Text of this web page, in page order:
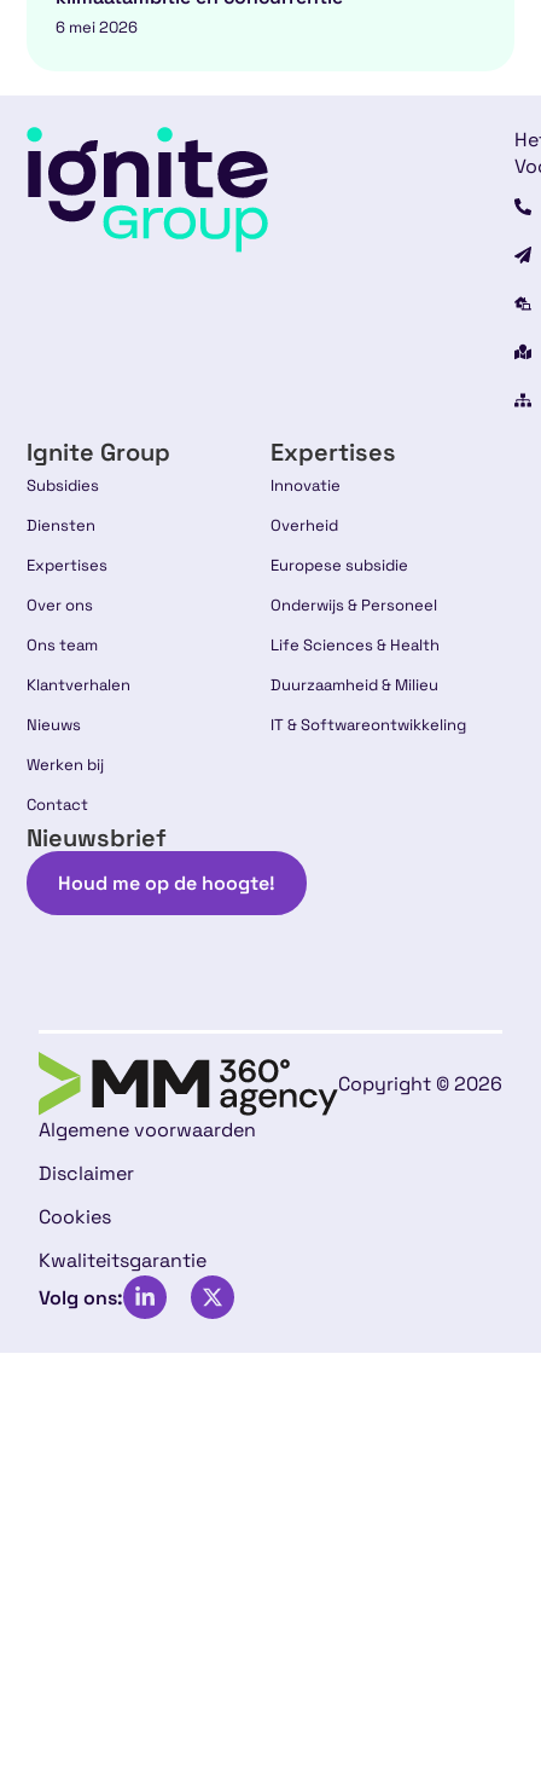
6 mei 2026
Ignite Group
Subsidies
Diensten
Expertises
Over ons
Ons team
Klantverhalen
Nieuws
Werken bij
Contact
Expertises
Innovatie
Overheid
Europese subsidie
Onderwijs & Personeel
Life Sciences & Health
Duurzaamheid & Milieu
IT & Softwareontwikkeling
Nieuwsbrief
Houd me op de hoogte!
Copyright © 2026
Algemene voorwaarden
Disclaimer
Cookies
Kwaliteitsgarantie
Volg ons: